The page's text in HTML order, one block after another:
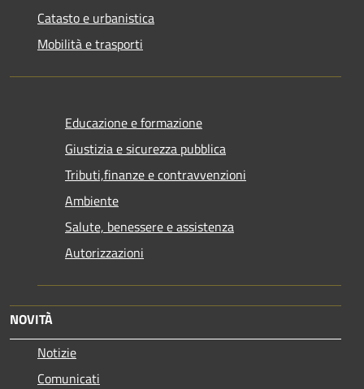
Catasto e urbanistica
Mobilità e trasporti
Educazione e formazione
Giustizia e sicurezza pubblica
Tributi,finanze e contravvenzioni
Ambiente
Salute, benessere e assistenza
Autorizzazioni
NOVITÀ
Notizie
Comunicati